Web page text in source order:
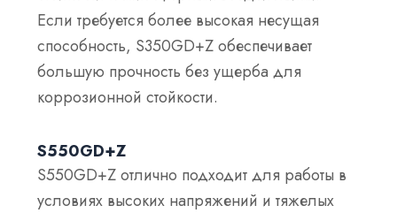
Если требуется более высокая несущая
способность, S350GD+Z обеспечивает
большую прочность без ущерба для
коррозионной стойкости.
S550GD+Z
S550GD+Z отлично подходит для работы в
условиях высоких напряжений и тяжелых